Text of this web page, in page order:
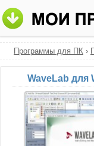
Программы для ПК ›
WaveLab для